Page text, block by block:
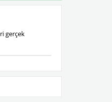
gerçek